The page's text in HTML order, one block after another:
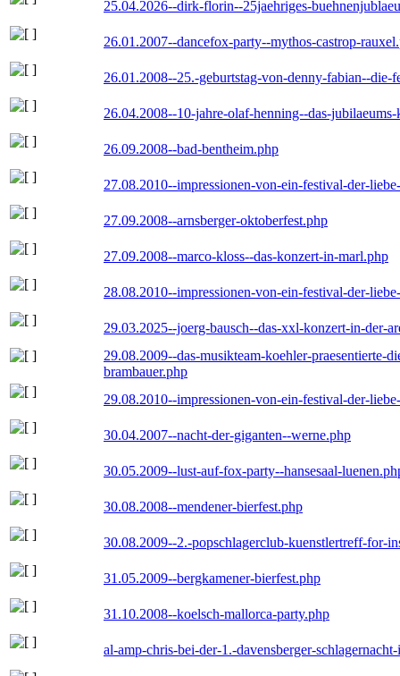
25.04.2026--dirk-florin--25jaehriges-
26.01.2007--dancefox-party--mythos-castrop-
26.01.2008--25.-geburtstag-von-denny-fabian--die-
26.04.2008--10-jahre-olaf-henning--das-
26.09.2008--bad-bentheim.php
27.08.2010--impressionen-von-ein-festival-der-
27.09.2008--arnsberger-oktoberfest.php
27.09.2008--marco-kloss--das-konzert-in-marl.php
28.08.2010--impressionen-von-ein-festival-der-
29.03.2025--joerg-bausch--das-xxl-konzert-in-der-
29.08.2009--das-musikteam-koehler-praesentierte-
brambauer.php
29.08.2010--impressionen-von-ein-festival-der-
30.04.2007--nacht-der-giganten--werne.php
30.05.2009--lust-auf-fox-party--hansesaal-
30.08.2008--mendener-bierfest.php
30.08.2009--2.-popschlagerclub-kuenstlertreff-for-
31.05.2009--bergkamener-bierfest.php
31.10.2008--koelsch-mallorca-party.php
al-amp-chris-bei-der-1.-davensberger-